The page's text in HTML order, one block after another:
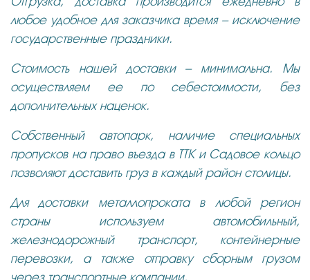
любое удобное для заказчика время – исключение
государственные праздники.
Стоимость нашей доставки – минимальна. Мы
осуществляем ее по себестоимости, без
дополнительных наценок.
Собственный автопарк, наличие специальных
пропусков на право въезда в ТТК и Садовое кольцо
позволяют доставить груз в каждый район столицы.
Для доставки металлопроката в любой регион
страны используем автомобильный,
железнодорожный транспорт, контейнерные
перевозки, а также отправку сборным грузом
через транспортные компании.